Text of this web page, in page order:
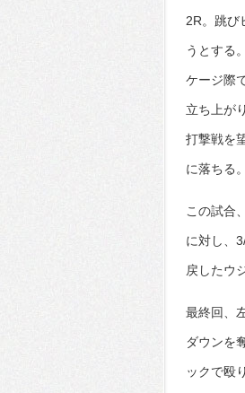
2R。跳び
うとする
ケージ際
立ち上が
打撃戦を
に落ちる。
この試合
に対し、
戻したウ
最終回、
ダウンを
ックで殴